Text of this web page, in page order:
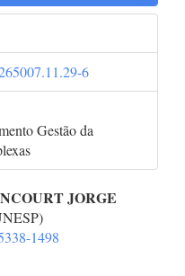
6
Gestão da
JORGE
1498